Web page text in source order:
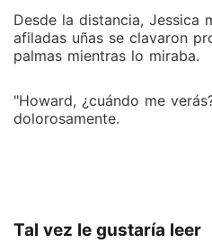
Desde la distancia, Jessica
afiladas uñas se clavaron
palmas mientras lo miraba.
"Howard, ¿cuándo me
dolorosamente.
Tal vez le gustaría leer